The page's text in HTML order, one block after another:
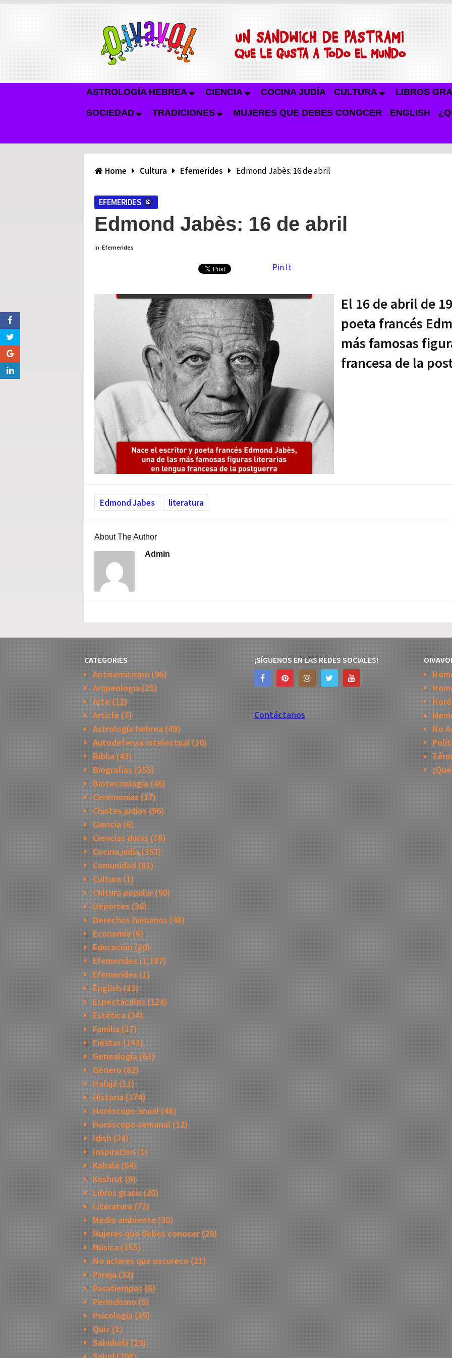
ASTROLOGÍA HEBREA CIENCIA COCINA JUDÍA CULTURA LIBROS
SOCIEDAD TRADICIONES MUJERES QUE DEBES CONOCER ENGLISH
Home Cultura Efemerides Edmond Jabès: 16 de abril
EFEMERIDES
Edmond Jabès: 16 de abril
In: Efemerides
Pin It
El 16 de abril de
poeta francés
más famosas
francesa de la
Edmond Jabes literatura
About The Author
Admin
CATEGORIES
Antisemitismo (96)
Arqueologia (25)
Arte (12)
Article (7)
Astrología hebrea (49)
Autodefensa intelectual (10)
Biblia (43)
Biografias (355)
Biotecnología (46)
Ceremonias (17)
Chistes judios (96)
Ciencia (6)
Ciencias duras (16)
Cocina judía (353)
Comunidad (81)
Cultura (1)
Cultura popular(50)
Deportes (36)
Derechos humanos (48)
Economía (6)
Educación (20)
Efemerides (1,187)
Efemerides (1)
English (33)
Espectáculos (124)
Estética (14)
Familia (17)
Fiestas (143)
Genealogía (63)
Género (82)
Halajá (11)
Historia (174)
Horóscopo anual (48)
Horóscopo semanal (12)
Idish (24)
Inspiration (1)
Kabalá (64)
Kashrut (9)
Libros gratis (20)
Literatura (72)
Medio ambiente (30)
Mujeres que debes conocer(29)
Música (155)
No aclares que oscurece (21)
Pareja (32)
Pasatiempos (6)
Periodismo (5)
Psicología (35)
Quiz (1)
Sabiduría (29)
¡SÍGUENOS EN LAS REDES SOCIALES!
Contáctanos
No